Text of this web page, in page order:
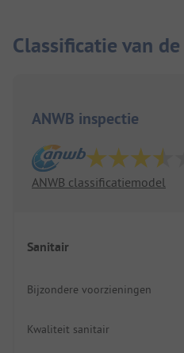
Classificatie van
ANWB inspectie
ANWB classificatiemodel
Sanitair
Bijzondere voorzieningen
Kwaliteit sanitair